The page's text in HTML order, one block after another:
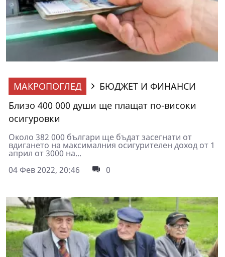
МАКРОПОГЛЕД
БЮДЖЕТ И ФИНАНСИ
Близо 400 000 души ще плащат по-високи
осигуровки
Около 382 000 българи ще бъдат засегнати от
вдигането на максималния осигурителен доход от 1
април от 3000 на...
04 Фев 2022, 20:46
0